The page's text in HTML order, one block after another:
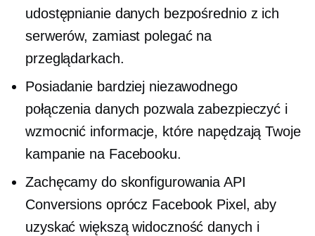
udostępnianie danych bezpośrednio z ich
serwerów, zamiast polegać na
przeglądarkach.
Posiadanie bardziej niezawodnego
połączenia danych pozwala zabezpieczyć i
wzmocnić informacje, które napędzają Twoje
kampanie na Facebooku.
Zachęcamy do skonfigurowania API
Conversions oprócz Facebook Pixel, aby
uzyskać większą widoczność danych i